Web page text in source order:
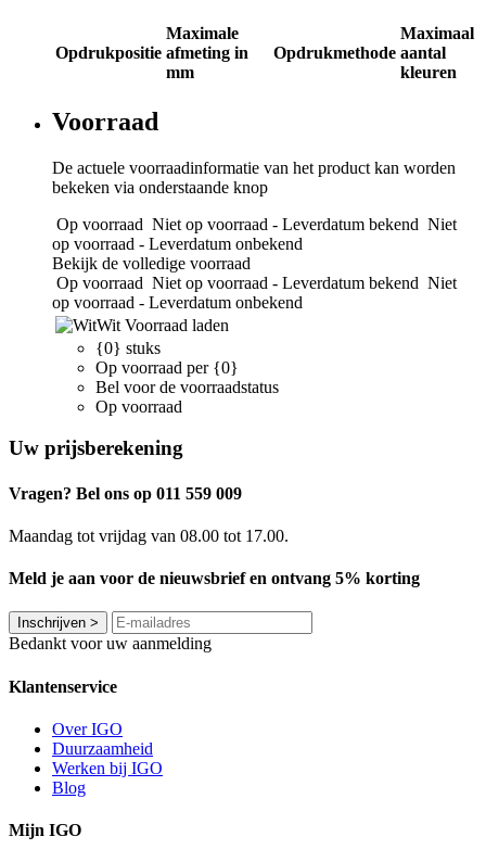
Opdrukpositie
Maximale
afmeting in
mm
Opdrukmethode
Maximaal
aantal
kleuren
Voorraad
De actuele voorraadinformatie van het product kan worden
bekeken via onderstaande knop
Op voorraad Niet op voorraad - Leverdatum bekend Niet
op voorraad - Leverdatum onbekend
Bekijk de volledige voorraad
Op voorraad Niet op voorraad - Leverdatum bekend Niet
op voorraad - Leverdatum onbekend
Wit Voorraad laden
{0} stuks
Op voorraad per {0}
Bel voor de voorraadstatus
Op voorraad
Uw prijsberekening
Vragen? Bel ons op 011 559 009
Maandag tot vrijdag van 08.00 tot 17.00.
Meld je aan voor de nieuwsbrief en ontvang 5% korting
Inschrijven >
Bedankt voor uw aanmelding
Klantenservice
Over IGO
Duurzaamheid
Werken bij IGO
Blog
Mijn IGO